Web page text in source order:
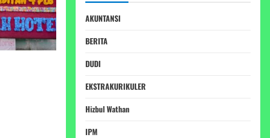
AKUNTANSI
BERITA
DUDI
EKSTRAKURIKULER
Hizbul Wathan
IPM